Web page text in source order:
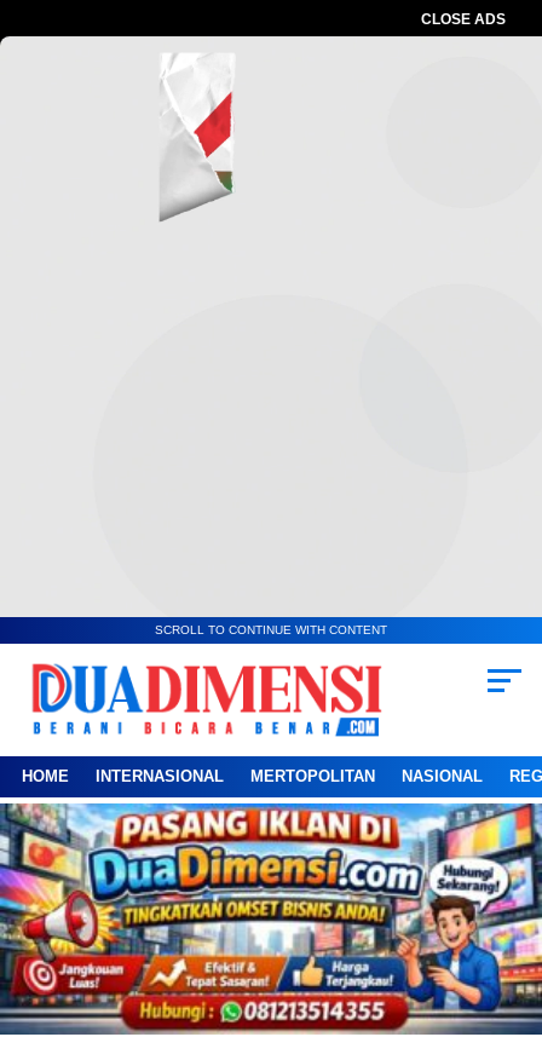
CLOSE ADS
SCROLL TO CONTINUE WITH CONTENT
HOME INTERNASIONAL MERTOPOLITAN NASIONAL